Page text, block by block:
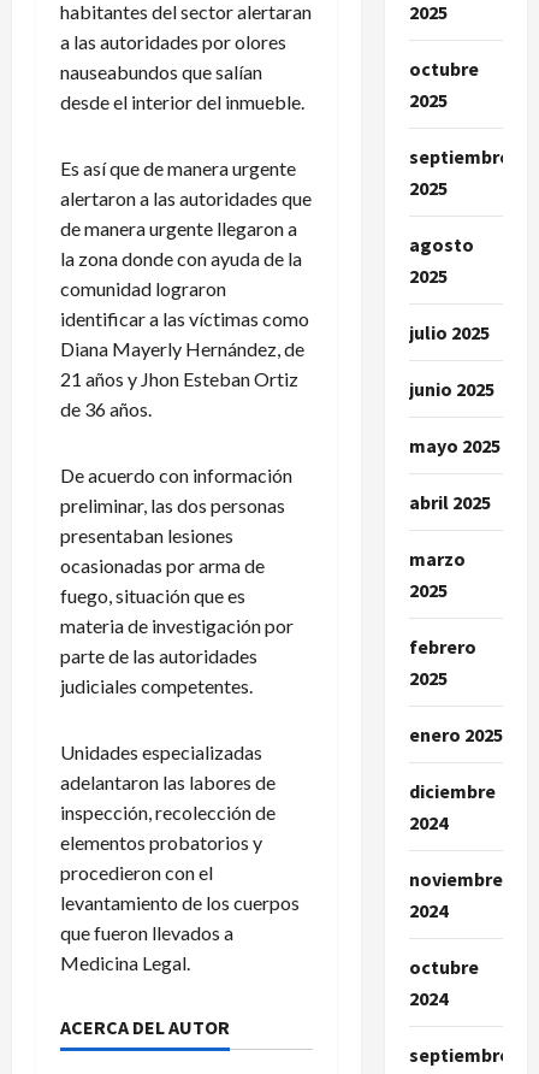
habitantes del sector alertaran
a las autoridades por olores
nauseabundos que salían
desde el interior del inmueble.
Es así que de manera urgente
alertaron a las autoridades que
de manera urgente llegaron a
la zona donde con ayuda de la
comunidad lograron
identificar a las víctimas como
Diana Mayerly Hernández, de
21 años y Jhon Esteban Ortiz
de 36 años.
De acuerdo con información
preliminar, las dos personas
presentaban lesiones
ocasionadas por arma de
fuego, situación que es
materia de investigación por
parte de las autoridades
judiciales competentes.
Unidades especializadas
adelantaron las labores de
inspección, recolección de
elementos probatorios y
procedieron con el
levantamiento de los cuerpos
que fueron llevados a
Medicina Legal.
ACERCA DEL AUTOR
2025
octubre
2025
septiembre
2025
agosto
2025
julio 2025
junio 2025
mayo 2025
abril 2025
marzo
2025
febrero
2025
enero 2025
diciembre
2024
noviembre
2024
octubre
2024
septiembre